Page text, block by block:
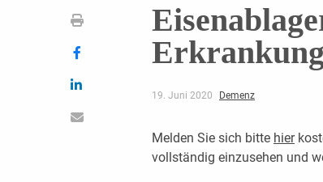
Erkrankung
19. Juni 2020 Demenz
Melden Sie sich bitte hier
vollständig einzusehen und